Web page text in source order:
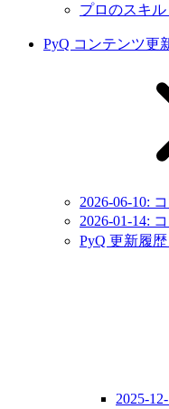
プロのスキル
PyQ コンテンツ更
2026-06-10:
2026-01-14:
PyQ 更新履
2025-